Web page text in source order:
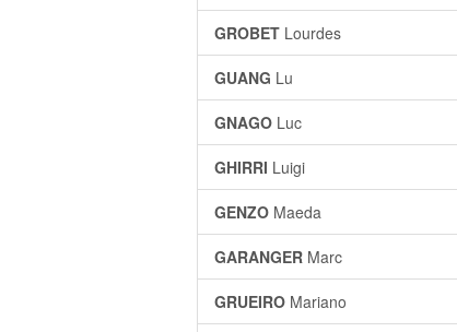
GROBET Lourdes
GUANG Lu
GNAGO Luc
GHIRRI Luigi
GENZO Maeda
GARANGER Marc
GRUEIRO Mariano